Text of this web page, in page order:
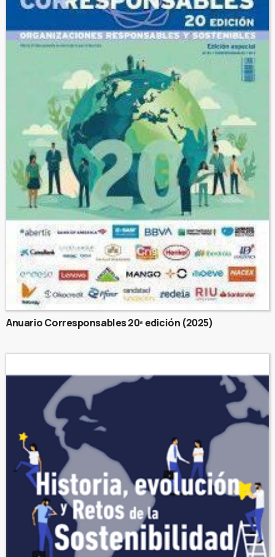
Anuario Corresponsables 20ª edición (2025)